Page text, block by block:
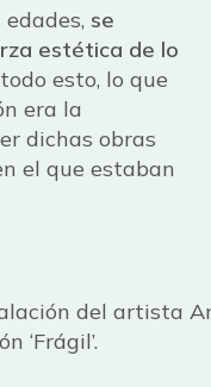
se
estética de lo
esto, lo que
era la
dichas obras
el que estaban
del artista
‘Frágil’.